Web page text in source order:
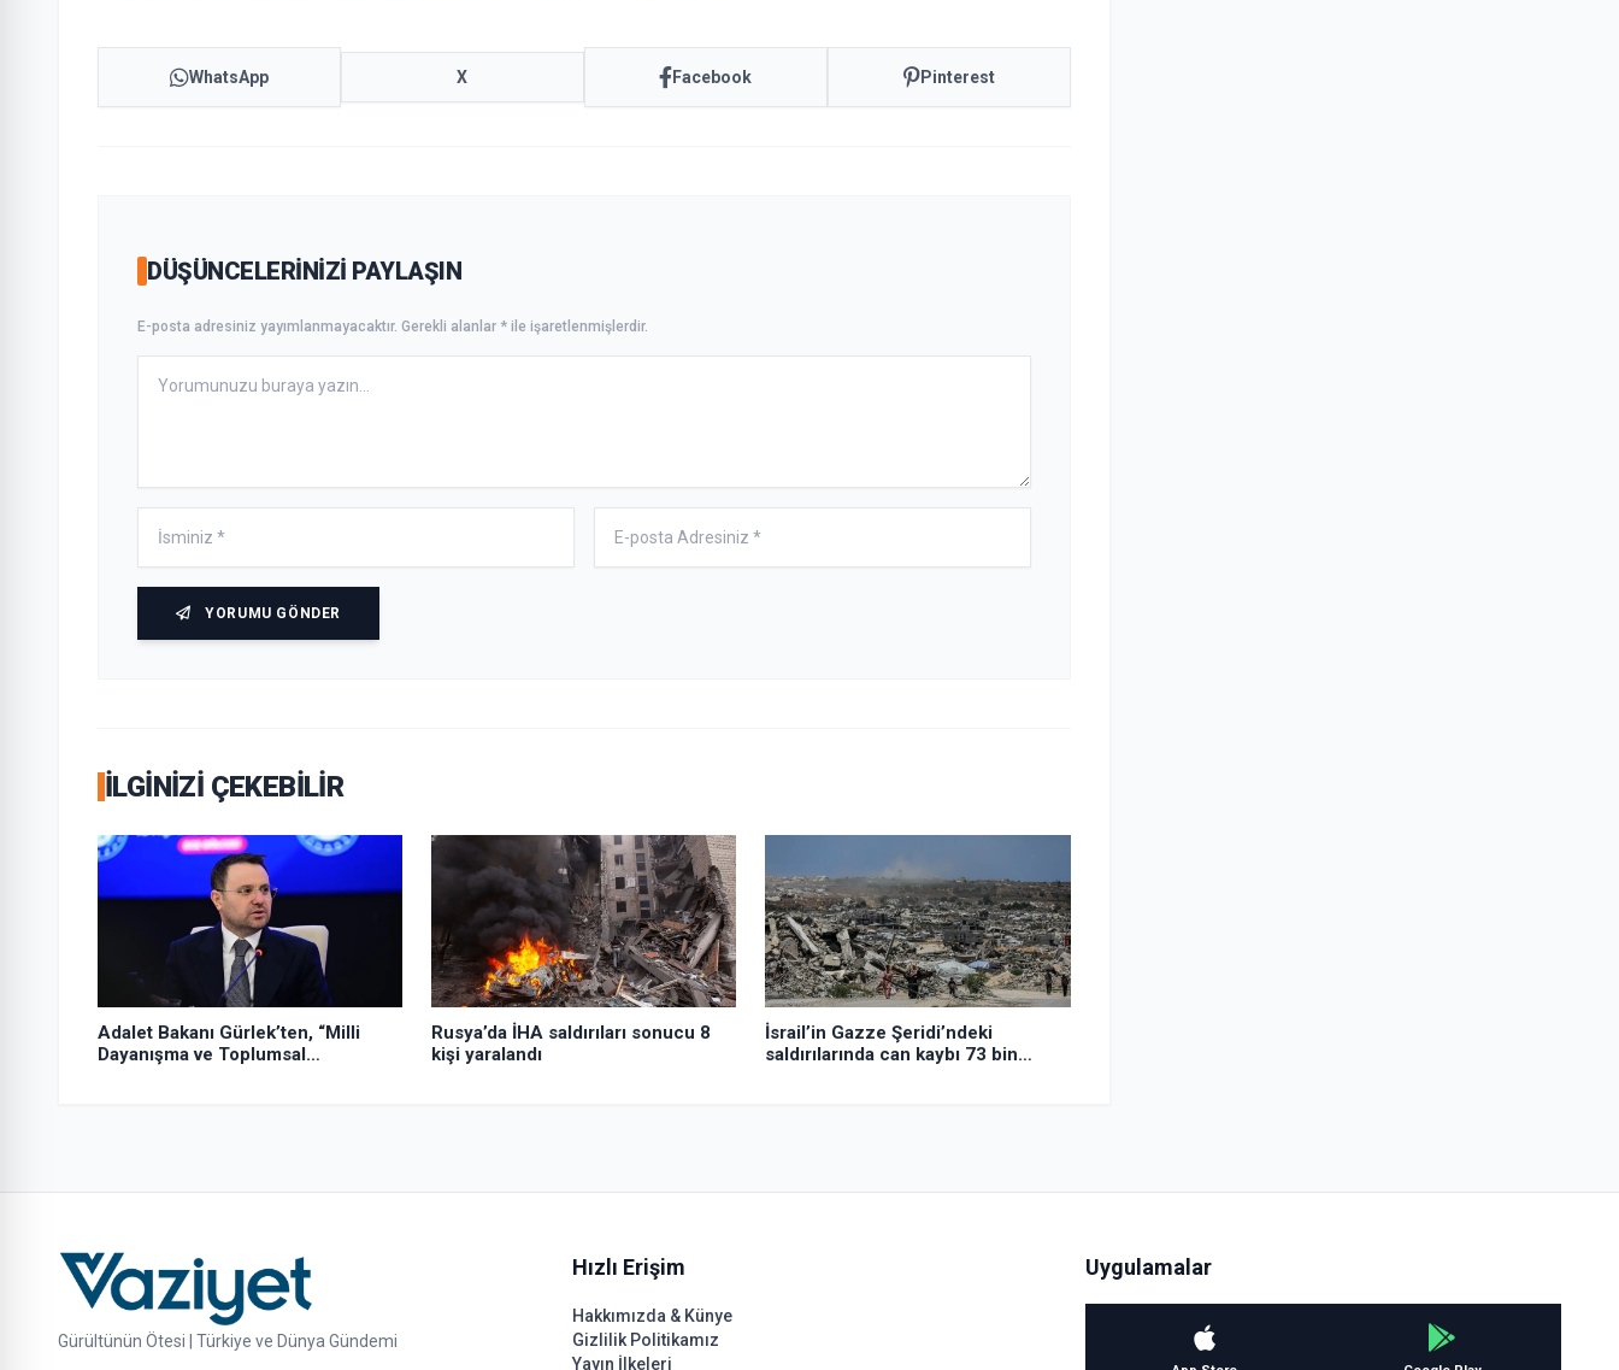
WhatsApp X Facebook Pinterest
DÜŞÜNCELERINIZI PAYLAŞIN
E-posta adresiniz yayımlanmayacaktır. Gerekli alanlar * ile işaretlenmişlerdir.
YORUMU GÖNDER
İLGINIZI ÇEKEBILIR
Adalet Bakanı Gürlek’ten, “Milli
Dayanışma ve Toplumsal
Rusya’da İHA saldırıları sonucu 8
kişi yaralandı
İsrail’in Gazze Şeridi’ndeki
saldırılarında can kaybı 73 bin
Gürültünün Ötesi | Türkiye ve Dünya Gündemi
Hızlı Erişim
Hakkımızda & Künye
Gizlilik Politikamız
Yayın İlkeleri
Uygulamalar